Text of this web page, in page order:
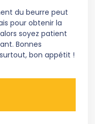
du beurre peut
pour obtenir la
soyez patient
Bonnes
bon appétit !